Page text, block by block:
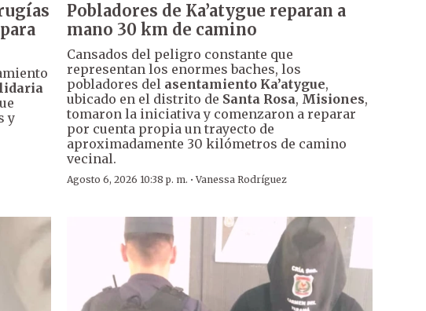
y
Pobladores de Ka’atygue reparan a
mano 30 km de camino
Cansados del peligro constante que
representan los enormes baches, los
pobladores del asentamiento Ka’atygue,
ubicado en el distrito de Santa Rosa, Misiones,
tomaron la iniciativa y comenzaron a reparar
por cuenta propia un trayecto de
aproximadamente 30 kilómetros de camino
vecinal.
Agosto 6, 2026 10:38 p. m. ·Vanessa Rodríguez